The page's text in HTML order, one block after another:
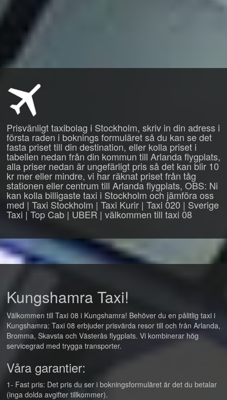
Prisvänligt taxibolag i Stockholm, skriv in din adress i
första raden i boknings formuläret så du kan se det
fasta priset till din destination, eller kolla priset i
tabellen nedan från din kommun till Arlanda flygplats,
alla priser nedan är ungefärligt pris så det kan blir 10
kr mer eller mindre, vi har räknat priset från tåg
stationen eller centrum till Arlanda flygplats, OBS: Ni
kan kolla billigaste taxi i Stockholm och jämföra oss
med | Taxi Stockholm | Taxi Kurir | Taxi 020 | Sverige
Taxi | Top Cab | UBER | välkommen till taxi 08
Kungshamra Taxi!
Välkommen till Taxi 08 i Kungshamra! Behöver du en pålitlig taxi i
Kungshamra: Taxi 08 erbjuder prisvärda resor till och från Arlanda,
Bromma, Skavsta och Västerås flygplats. Vi kombinerar hög
servicegrad med trygga transporter.
Våra garantier:
1- Fast pris: Det pris du ser i bokningsformuläret är det du betalar
(inga dolda avgifter tillkommer).